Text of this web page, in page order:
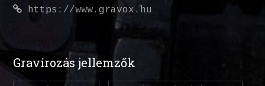
https://www.gravox.hu
Gravírozás jellemzők